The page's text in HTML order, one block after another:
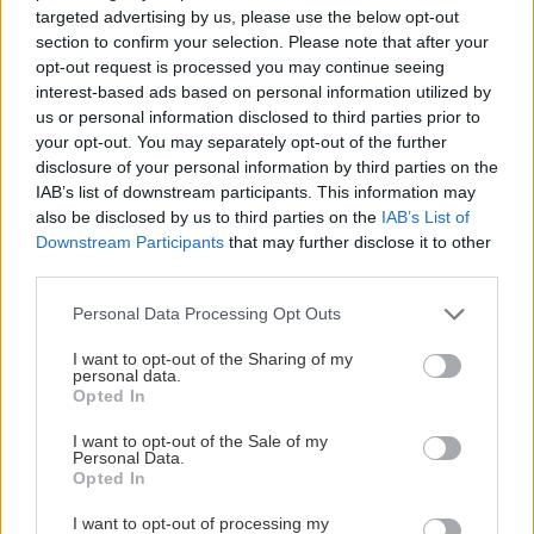
targeted advertising by us, please use the below opt-out
section to confirm your selection. Please note that after your
opt-out request is processed you may continue seeing
interest-based ads based on personal information utilized by
us or personal information disclosed to third parties prior to
your opt-out. You may separately opt-out of the further
disclosure of your personal information by third parties on the
IAB’s list of downstream participants. This information may
also be disclosed by us to third parties on the IAB’s List of
Downstream Participants that may further disclose it to other
Please note that this website/app uses one or more Google
not limited to your visit or usage behaviour. You may click to
grant or deny consent to Google and its third-party tags to
use your data for below specified purposes in below Google
consent section.
Personal Data Processing Opt Outs
I want to opt-out of the Sharing of my
personal data.
Opted In
I want to opt-out of the Sale of my
Personal Data.
Opted In
I want to opt-out of processing my
panašovanými listami,
ktoré dodajú vášmu
záhonu celosezónny
šmrnc
sucho a teplo? Tieto
vysaďte na miesta, na
ktoré slnko svieti celý
deň
Nemusí to byť len
levanduľa! 7 fialových
krások, ktoré rozžiaria
Môže aspirín zachrániť
ochabnuté izbové
CHALUPA